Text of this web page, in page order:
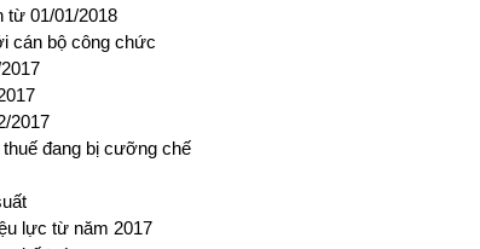
từ 01/01/2018
cán bộ công chức
2017
đang bị cưỡng chế
lực từ năm 2017